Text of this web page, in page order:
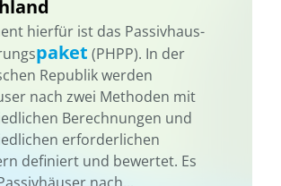
hierfür ist das Passivhaus-
paket (PHPP). In der
Republik werden
nach zwei Methoden mit
Berechnungen und
erforderlichen
definiert und bewertet. Es